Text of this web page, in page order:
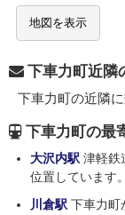
地図を表示
下車力町近隣
下車力町の近隣
下車力町の最
大沢内駅 津軽鉄
位置しています
川倉駅 下車力町